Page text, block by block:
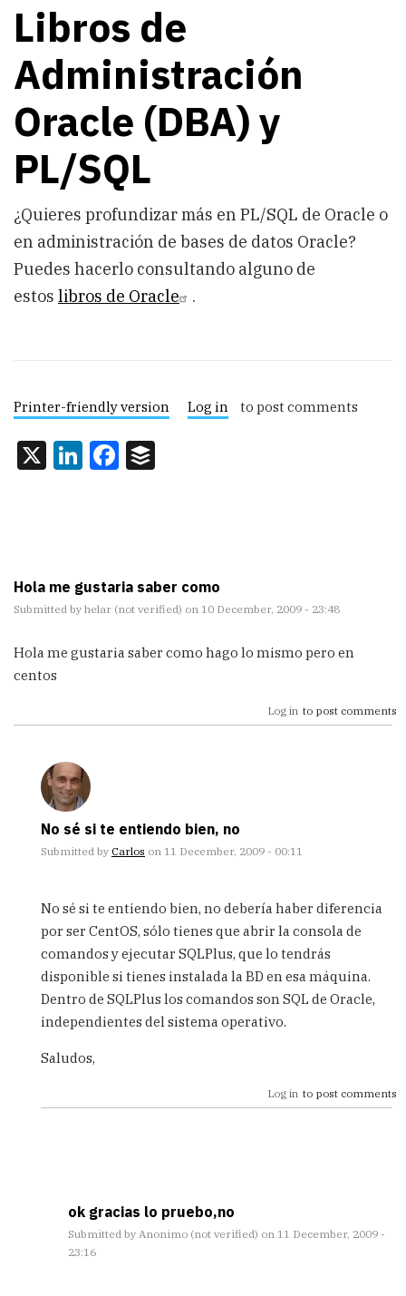
Libros de
Administración
Oracle (DBA) y
PL/SQL
¿Quieres profundizar más en PL/SQL de Oracle o
en administración de bases de datos Oracle?
Puedes hacerlo consultando alguno de
estos libros de Oracle .
Printer-friendly version Log in to post comments
X LinkedIn
Facebook
Hola me gustaria saber como
Submitted by helar (not verified) on 10 December, 2009 - 23:48
Hola me gustaria saber como hago lo mismo pero en
centos
Log in to post comments
No sé si te entiendo bien, no
Submitted by Carlos on 11 December, 2009 - 00:11
reply
Hola
me
gustaria
saber
by
(not
No sé si te entiendo bien, no debería haber diferencia
por ser CentOS, sólo tienes que abrir la consola de
comandos y ejecutar SQLPlus, que lo tendrás
disponible si tienes instalada la BD en esa máquina.
Dentro de SQLPlus los comandos son SQL de Oracle,
independientes del sistema operativo.
Saludos,
Log in to post comments
ok gracias lo pruebo,no
Submitted by Anonimo (not verified) on 11 December, 2009 -
23:16